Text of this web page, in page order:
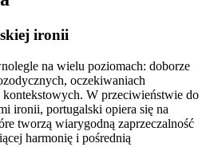
ironii
na wielu poziomach: doborze
oczekiwaniach
W przeciwieństwie do
ironii, portugalski opiera się na
tworzą wiarygodną zaprzeczalność
harmonię i pośrednią